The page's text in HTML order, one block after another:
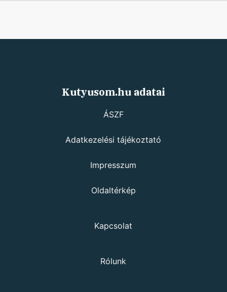
Kutyusom.hu adatai
ÁSZF
Adatkezelési tájékoztató
Impresszum
Oldaltérkép
Kapcsolat
Rólunk